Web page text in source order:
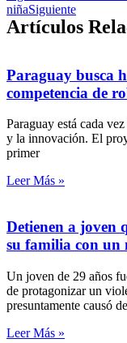
niñaSiguiente
Artículos
Paraguay busca
competencia de
Paraguay está cada
y la innovación. El
primer
Leer Más »
Detienen a joven
su familia con un
Un joven de 29 años
de protagonizar un
presuntamente causó
Leer Más »